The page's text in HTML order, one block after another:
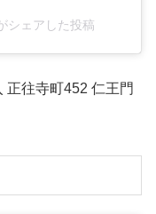
シェアした投稿
正往寺町452 仁王門